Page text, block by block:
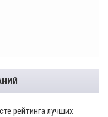
рейтинга лучших